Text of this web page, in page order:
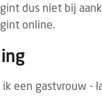
dus niet bij
online.
ik een gastvrouw -